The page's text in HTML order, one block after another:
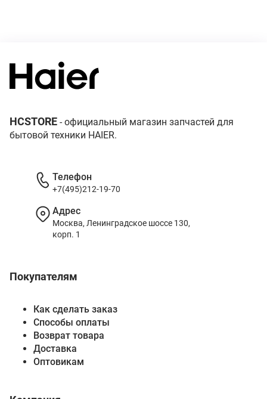
HCSTORE - официальный магазин запчастей для
бытовой техники HAIER.
Покупателям
Как сделать заказ
Способы оплаты
Возврат товара
Доставка
Оптовикам
Телефон
+7(495)212-19-70
Адрес
Москва, Ленинградское шоссе 130,
корп. 1